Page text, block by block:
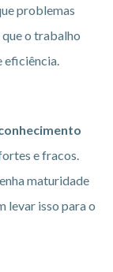
problemas
o trabalho
eficiência.
e fracos.
maturidade
levar isso para o